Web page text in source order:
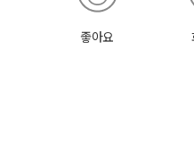
좋아요